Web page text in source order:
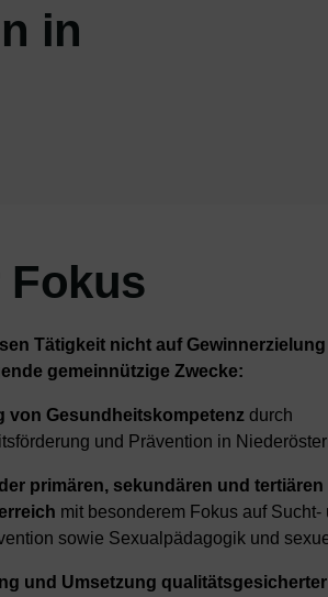
in
Fokus
Tätigkeit nicht auf
gemeinnützige Zwecke:
von Gesundheitskompetenz durch
und Prävention in
primären, sekundären und
mit besonderem Fokus auf Sucht-
sowie Sexualpädagogik und
und Umsetzung